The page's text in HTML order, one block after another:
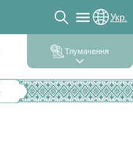
Укр.
Тлумачення